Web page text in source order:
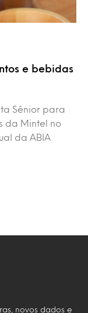
e bebidas
Sênior para
da Mintel no
da ABIA
novos dados e